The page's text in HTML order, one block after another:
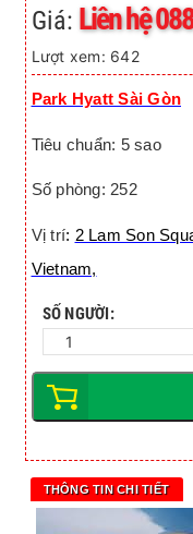
Giá: Liên hệ
Lượt xem: 642
Park Hyatt Sài Gòn
Tiêu chuẩn: 5 sao
Số phòng: 252
Vị trí: 2 Lam Son
Vietnam,
SỐ NGƯỜI:
THÔNG TIN CHI TIẾT